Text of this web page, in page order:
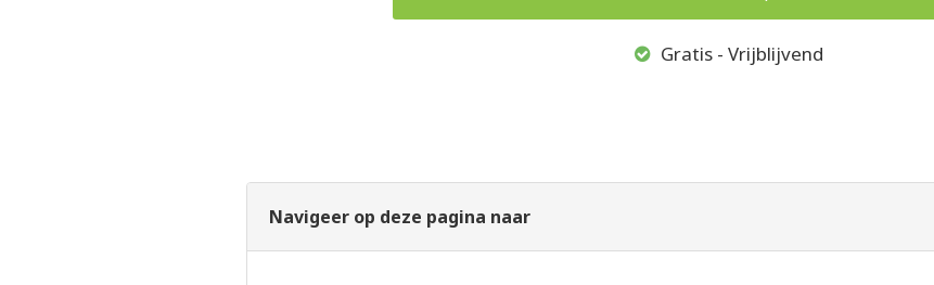
Gratis - Vrijblijvend
Navigeer op deze pagina naar